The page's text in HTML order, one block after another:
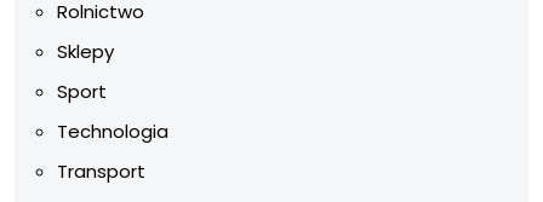
Rolnictwo
Sklepy
Sport
Technologia
Transport